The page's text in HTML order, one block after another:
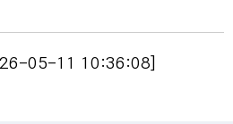
05-11 10:36:08]